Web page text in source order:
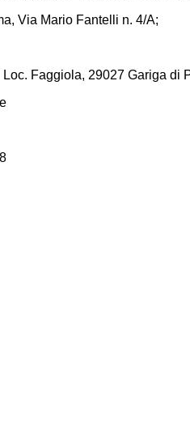
Via Mario Fantelli n. 4/A;
Faggiola, 29027 Gariga di